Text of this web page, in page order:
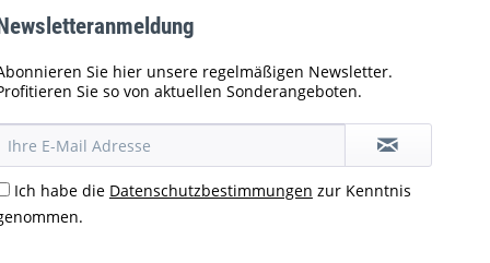
Sie hier unsere regelmäßigen Newsletter.
Sie so von aktuellen Sonderangeboten.
Ich habe die Datenschutzbestimmungen zur Kenntnis